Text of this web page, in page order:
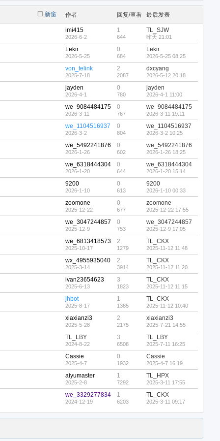
新窗 作者 回复/查看 最后发表
imi415
2026-6-2
1
644
TL_SJW
昨天 21:01
Lekir
2026-5-25
0
684
Lekir
2026-5-25 08:25
von_telink
2025-7-18
2
2087
dxcyang
2026-5-12 20:18
jayden
2026-4-1
0
780
jayden
2026-4-1 11:00
we_9084484175
2026-3-11
0
767
we_9084484175
2026-3-11 19:11
we_1104516937
2026-3-2
0
804
we_1104516937
2026-3-2 10:25
we_5492241876
2026-1-26
0
602
we_5492241876
2026-1-26 18:25
we_6318444304
2026-1-20
0
644
we_6318444304
2026-1-20 15:14
9200
2026-1-10
0
613
9200
2026-1-10 00:33
zoomone
2025-12-22
0
677
zoomone
2025-12-22 17:55
we_3047244857
2025-12-9
0
753
we_3047244857
2025-12-9 17:05
we_6813418573
2025-10-17
2
1279
TL_CKX
2025-11-12 11:48
wx_4955935040
2025-3-14
2
3914
TL_CKX
2025-11-12 11:20
ivan23654623
2025-6-13
3
1823
TL_CKX
2025-11-12 11:15
jhbot
2025-8-17
1
1385
TL_CKX
2025-11-12 10:40
xiaxianzi3
2025-5-28
2
2175
xiaxianzi3
2025-7-21 14:55
TL_LBY
2024-8-22
3
6508
TL_LBY
2025-7-11 16:25
Cassie
2025-4-7
0
1932
Cassie
2025-4-7 16:19
aiyumaster
2025-2-8
1
7292
TL_HPX
2025-3-11 17:55
we_3329277834
2024-12-19
1
6203
TL_CKX
2025-3-11 09:17